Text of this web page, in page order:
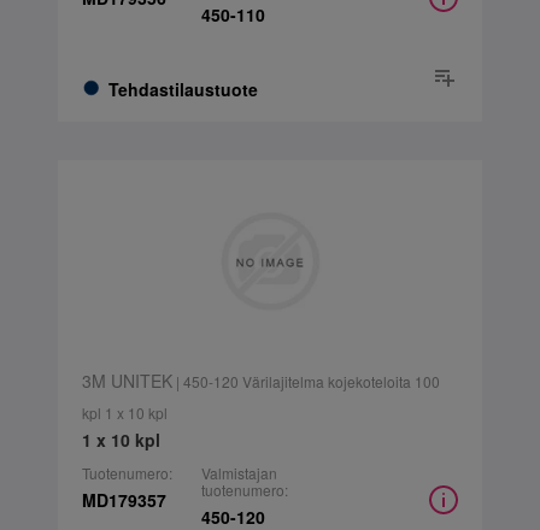
Tehdastilaustuote
450-110
3M UNITEK| 450-120 Värilajitelma kojekoteloita 100
kpl 1 x 10 kpl
1 x 10 kpl
Tuotenumero:
MD179357
Valmistajan
tuotenumero:
450-120